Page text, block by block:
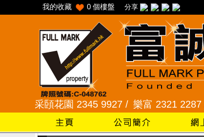
我的收藏 0 個樓盤 分享
采頣花園 2345 9927 / 樂富 2321 2287 /